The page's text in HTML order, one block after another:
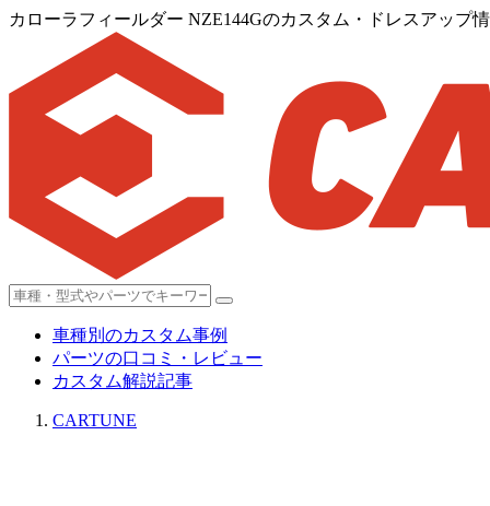
カローラフィールダー NZE144Gのカスタム・ドレスアップ
車種別のカスタム事例
パーツの口コミ・レビュー
カスタム解説記事
CARTUNE